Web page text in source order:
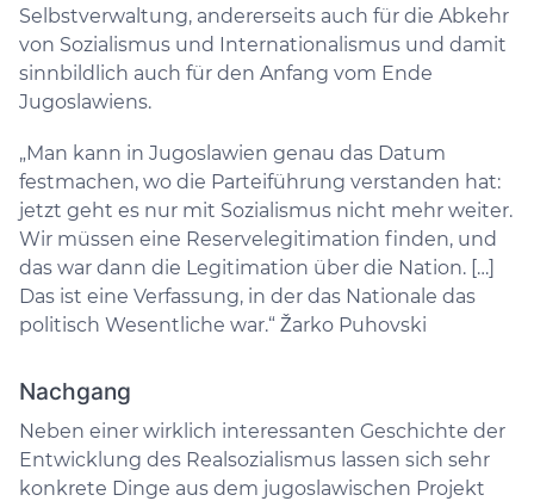
Selbstverwaltung, andererseits auch für die Abkehr
von Sozialismus und Internationalismus und damit
sinnbildlich auch für den Anfang vom Ende
Jugoslawiens.
„Man kann in Jugoslawien genau das Datum
festmachen, wo die Parteiführung verstanden hat:
jetzt geht es nur mit Sozialismus nicht mehr weiter.
Wir müssen eine Reservelegitimation finden, und
das war dann die Legitimation über die Nation. […]
Das ist eine Verfassung, in der das Nationale das
politisch Wesentliche war.“ Žarko Puhovski
Nachgang
Neben einer wirklich interessanten Geschichte der
Entwicklung des Realsozialismus lassen sich sehr
konkrete Dinge aus dem jugoslawischen Projekt